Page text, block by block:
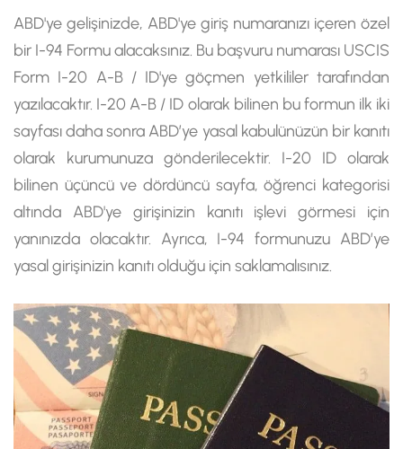
ABD'ye gelişinizde, ABD'ye giriş numaranızı içeren özel
bir I-94 Formu alacaksınız. Bu başvuru numarası USCIS
Form I-20 A-B / ID'ye göçmen yetkililer tarafından
yazılacaktır. I-20 A-B / ID olarak bilinen bu formun ilk iki
sayfası daha sonra ABD’ye yasal kabulünüzün bir kanıtı
olarak kurumunuza gönderilecektir. I-20 ID olarak
bilinen üçüncü ve dördüncü sayfa, öğrenci kategorisi
altında ABD'ye girişinizin kanıtı işlevi görmesi için
yanınızda olacaktır. Ayrıca, I-94 formunuzu ABD’ye
yasal girişinizin kanıtı olduğu için saklamalısınız.